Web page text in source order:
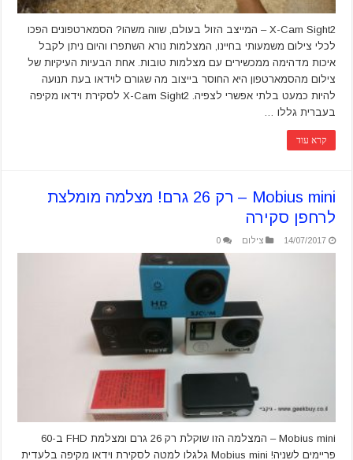
X-Cam Sight2 – המייצב הזול בעולם, שווה משהו? הסמארטפונים הפכו
לכלי צילום משמעותי בחיינו, המצלמות נורא השתפרו והיום ניתן לקבל
איכות מדהימה ממכשירים עם מצלמות טובות. אחת הבעיות העיקיות של
צילום מהסמארטפון היא החוסר בייצוב מה שגורם לוידאו בעת תנועה
להיות כמעט בלתי אפשרי לצפיה. X-Cam Sight2 לסקירת וידאו מקיפה
בעברית גללו …
קרא עוד
Mobius mini – רק 26 גרם! מצלמה מומלצת
לרחפן סקירה
14/07/2017 צילום 0
Mobius mini – המצלמה הזו שוקלת רק 26 גרם ומצלמת FHD ב-60
פריימים לשניה! Mobius mini גלגלו למטה לסקירת וידאו מקיפה בלעדית